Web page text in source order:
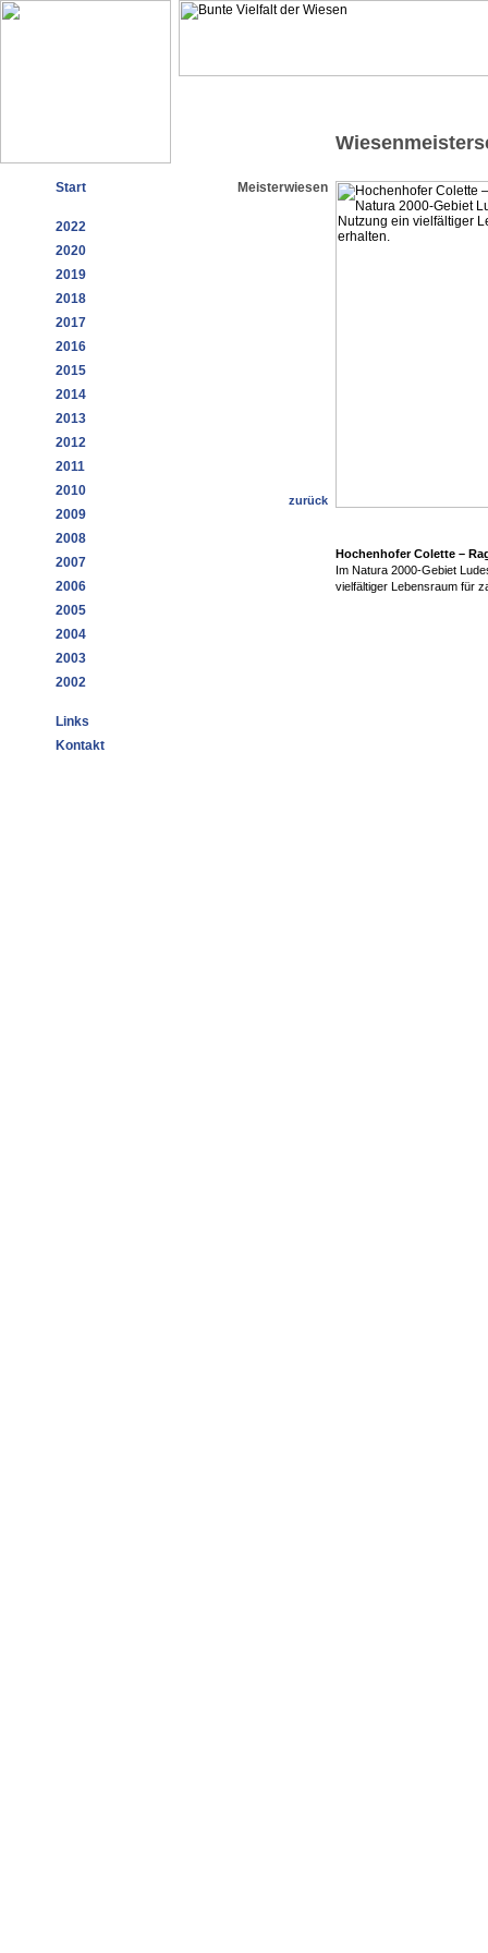
Start
2022
2020
2019
2018
2017
2016
2015
2014
2013
2012
2011
2010
2009
2008
2007
2006
2005
2004
2003
2002
Links
Kontakt
Meisterwiesen
zurück
Hochenhofer Colette –
Im Natura 2000-Gebiet
vielfältiger Lebensraum für